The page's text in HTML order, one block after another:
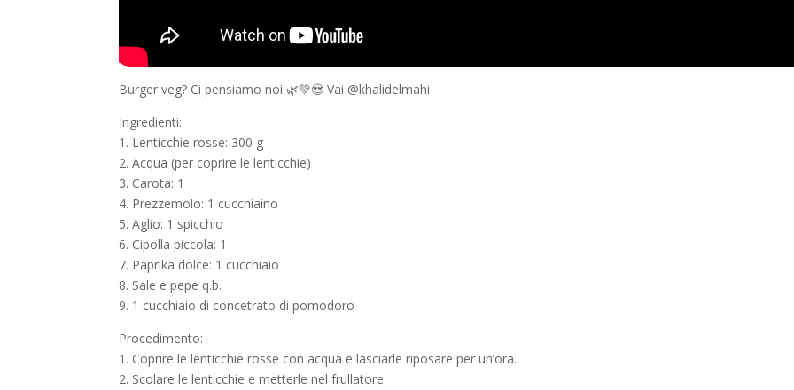
Burger veg? Ci pensiamo noi 🌿💚😍 Vai @khalidelmahi
Ingredienti:
1. Lenticchie rosse: 300 g
2. Acqua (per coprire le lenticchie)
3. Carota: 1
4. Prezzemolo: 1 cucchiaino
5. Aglio: 1 spicchio
6. Cipolla piccola: 1
7. Paprika dolce: 1 cucchiaio
8. Sale e pepe q.b.
9. 1 cucchiaio di concetrato di pomodoro
Procedimento:
1. Coprire le lenticchie rosse con acqua e lasciarle riposare per un’ora.
2. Scolare le lenticchie e metterle nel frullatore.